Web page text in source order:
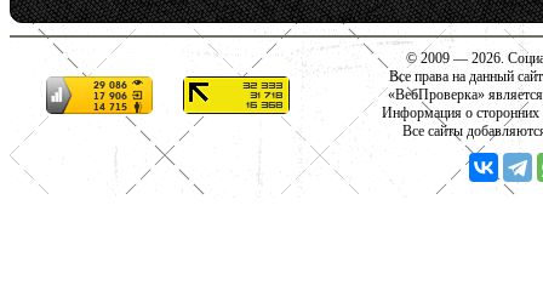
© 2009 — 2026.
Все права на данный
«ВебПроверка»
Информация о сторонних
Все сайты